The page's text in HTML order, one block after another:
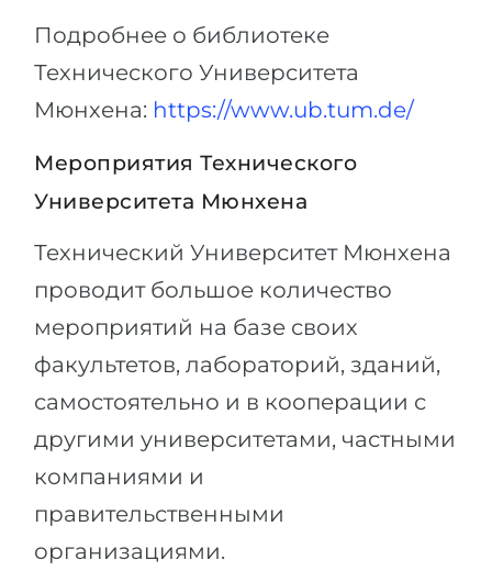
Подробнее о библиотеке
Технического Университета
Мюнхена: https://www.ub.tum.de/
Мероприятия Технического
Университета Мюнхена
Технический Университет Мюнхена
проводит большое количество
мероприятий на базе своих
факультетов, лабораторий, зданий,
самостоятельно и в кооперации с
другими университетами, частными
компаниями и
правительственными
организациями.